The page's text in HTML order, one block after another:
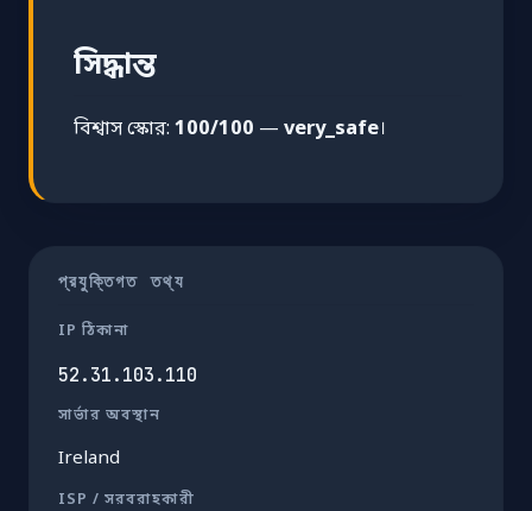
সিদ্ধান্ত
বিশ্বাস স্কোর: 100/100 — very_safe।
প্রযুক্তিগত তথ্য
IP ঠিকানা
52.31.103.110
সার্ভার অবস্থান
Ireland
ISP / সরবরাহকারী